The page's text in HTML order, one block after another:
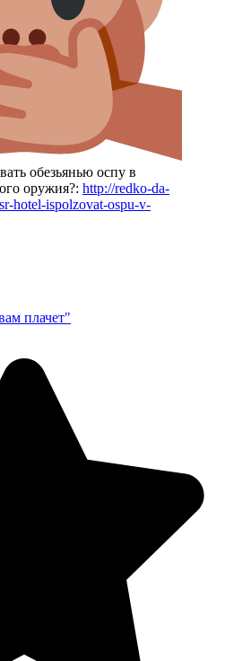
обезьянью оспу в
оружия?: http://redko-da-
hotel-ispolzovat-ospu-v-
плачет"